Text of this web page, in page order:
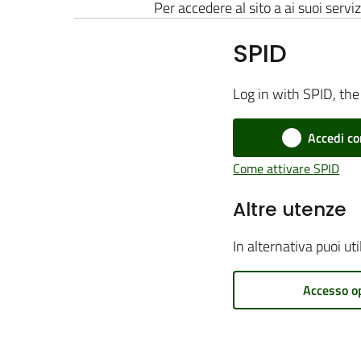
Per accedere al sito a ai suoi
SPID
Log in with SPID,
Accedi
Come attivare SPID
Altre utenze
In alternativa puoi
Accesso